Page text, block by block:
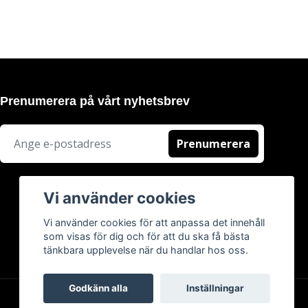
Prenumerera på vårt nyhetsbrev
Prenumerera
Vi använder cookies
Vi använder cookies för att anpassa det innehåll
som visas för dig och för att du ska få bästa
tänkbara upplevelse när du handlar hos oss.
Godkänn alla Inställningar